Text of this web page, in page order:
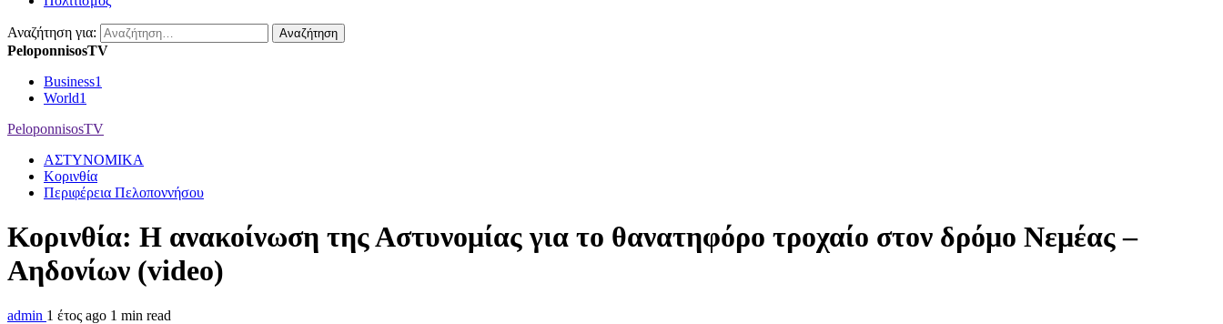
Αναζήτηση για:
PeloponnisosTV
Business1
World1
PeloponnisosTV
ΑΣΤΥΝΟΜΙΚΑ
Κορινθία
Περιφέρεια Πελοποννήσου
Κορινθία: Η ανακοίνωση της Αστυνομίας για το θανατηφόρο τροχαίο στον δρόμο Νεμέας –
Αηδονίων (video)
admin 1 έτος ago 1 min read